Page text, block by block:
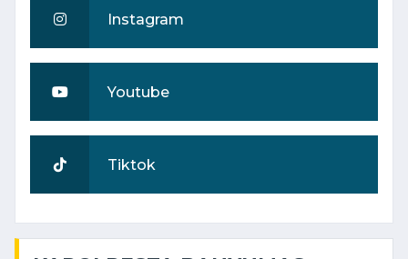
Instagram
Youtube
Tiktok